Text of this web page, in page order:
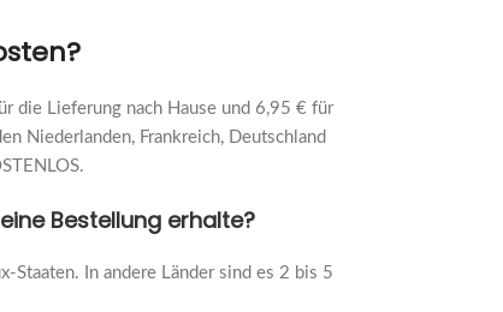
die Lieferung nach Hause und 6,95 € für
Niederlanden, Frankreich, Deutschland
Bestellung erhalte?
Staaten. In andere Länder sind es 2 bis 5